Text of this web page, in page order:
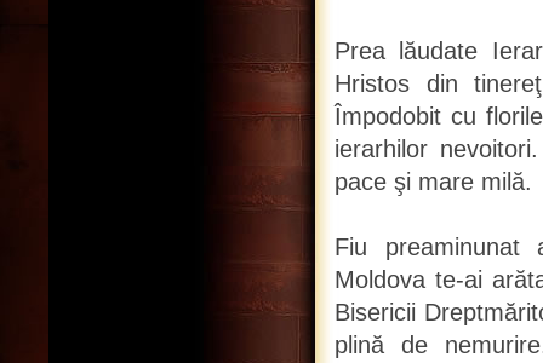
Prea lăudate
Hristos din
Împodobit cu
ierarhilor
pace şi mare milă.
Fiu preaminunat
Moldova te-ai
Bisericii
plină de